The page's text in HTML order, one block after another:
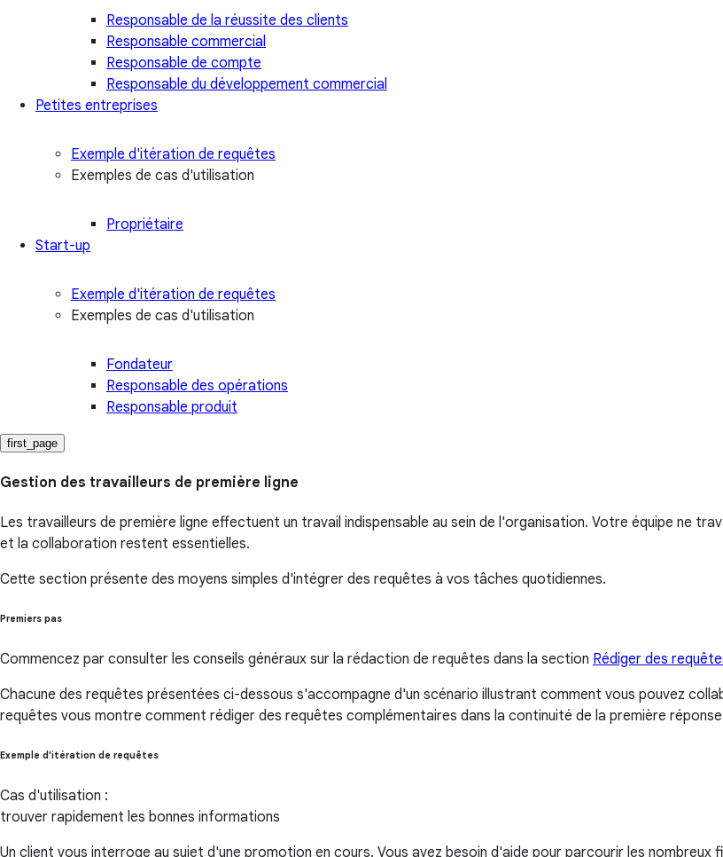
Responsable de la réussite des clients
Responsable commercial
Responsable de compte
Responsable du développement commercial
Petites entreprises
Exemple d'itération de requêtes
Exemples de cas d'utilisation
Propriétaire
Start-up
Exemple d'itération de requêtes
Exemples de cas d'utilisation
Fondateur
Responsable des opérations
Responsable produit
first_page
Gestion des travailleurs de première ligne
Les travailleurs de première ligne effectuent un travail indispensable au sein de l'organisation. Votre équipe ne
et la collaboration restent essentielles.
Cette section présente des moyens simples d'intégrer des requêtes à vos tâches quotidiennes.
Premiers pas
Commencez par consulter les conseils généraux sur la rédaction de requêtes dans la section Rédiger des
Chacune des requêtes présentées ci-dessous s'accompagne d'un scénario illustrant comment vous pouvez
requêtes vous montre comment rédiger des requêtes complémentaires dans la continuité de la première
Exemple d'itération de requêtes
Cas d'utilisation :
trouver rapidement les bonnes informations
Un client vous interroge au sujet d'une promotion en cours. Vous avez besoin d'aide pour parcourir les